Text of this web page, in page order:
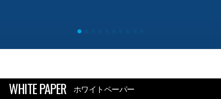
WHITE PAPER ホワイトペーパー